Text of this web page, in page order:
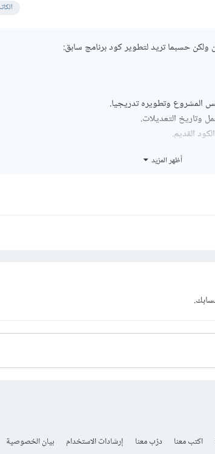
حسبما تريد لتطوير كود برنامج سابق:
المشروع وتطويره تدريجيا.
وتاريخ التعديلات.
القديم.
أفضل.
أظهر المزيد
اكتب معنا درّب معنا إرشادات الاستخدام بيان الخصوصية